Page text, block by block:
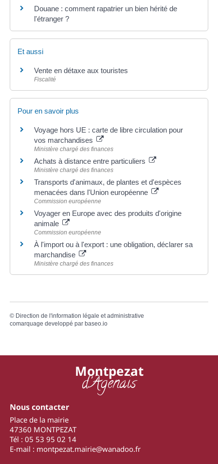
Douane : comment rapatrier un bien hérité de
l'étranger ?
Et aussi
Vente en détaxe aux touristes
Fiscalité
Pour en savoir plus
Voyage hors UE : carte de libre circulation pour
vos marchandises
Ministère chargé des finances
Achats à distance entre particuliers
Ministère chargé des finances
Transports d'animaux, de plantes et d'espèces
menacées dans l'Union européenne
Commission européenne
Voyager en Europe avec des produits d'origine
animale
Commission européenne
À l'import ou à l'export : une obligation, déclarer sa
marchandise
Ministère chargé des finances
© Direction de l'information légale et administrative
comarquage developpé par baseo.io
Montpezat
d'Agenais
Nous contacter
Place de la mairie
47360 MONTPEZAT
Tél : 05 53 95 02 14
E-mail : montpezat.mairie@wanadoo.fr